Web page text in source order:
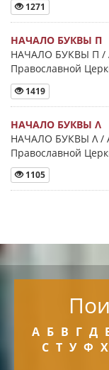
1271
НАЧАЛО БУКВЫ Π
НАЧАЛО БУКВЫ Π /
Православной
1419
НАЧАЛО БУКВЫ Λ
НАЧАЛО БУКВЫ Λ /
Православной
1105
А Б В Г Д
С Т У Ф Х